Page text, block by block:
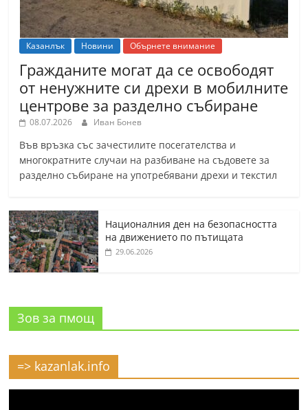
Казанлък Новини Обърнете внимание
Гражданите могат да се освободят
от ненужните си дрехи в мобилните
центрове за разделно събиране
08.07.2026 Иван Бонев
Във връзка със зачестилите посегателства и
многократните случаи на разбиване на съдовете за
разделно събиране на употребявани дрехи и текстил
Националния ден на безопасността
на движението по пътищата
29.06.2026
Зов за пмощ
=> kazanlak.info